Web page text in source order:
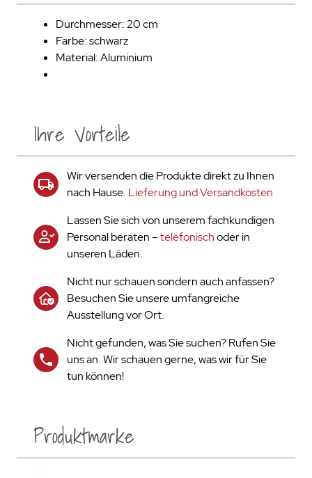
Ihre Vorteile
Wir versenden die Produkte direkt zu Ihnen
nach Hause. Lieferung und Versandkosten
Lassen Sie sich von unserem fachkundigen
Personal beraten –telefonischoder in
unseren Läden.
Nicht nur schauen sondern auch anfassen?
Besuchen Sie unsere umfangreiche
Ausstellung vor Ort.
Nicht gefunden, was Sie suchen? Rufen Sie
uns an. Wir schauen gerne, was wir für Sie
tun können!
Durchmesser: 20 cm
Farbe: schwarz
Material: Aluminium
Produktmarke